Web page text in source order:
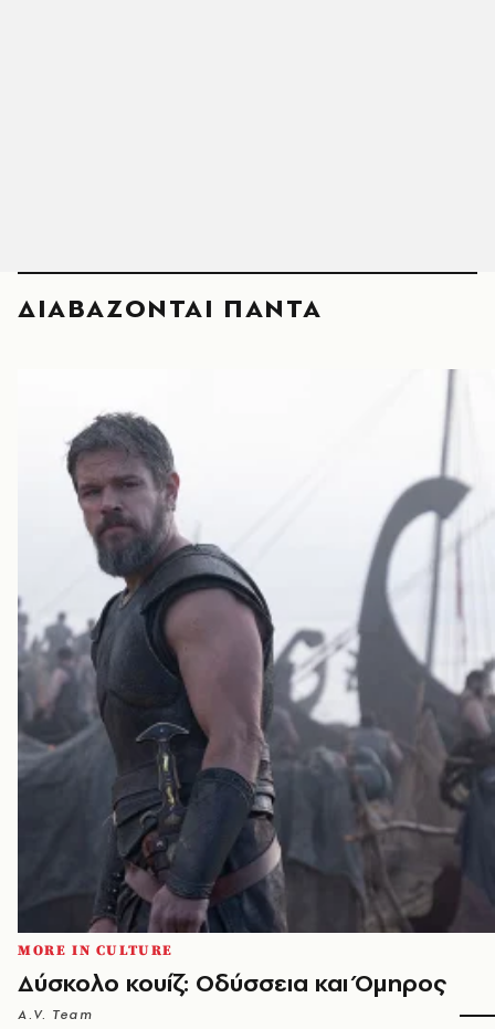
ΔΙΑΒΑΖΟΝΤΑΙ ΠΑΝΤΑ
MORE IN CULTURE
Δύσκολο κουίζ: Οδύσσεια και Όμηρος
A.V. Team